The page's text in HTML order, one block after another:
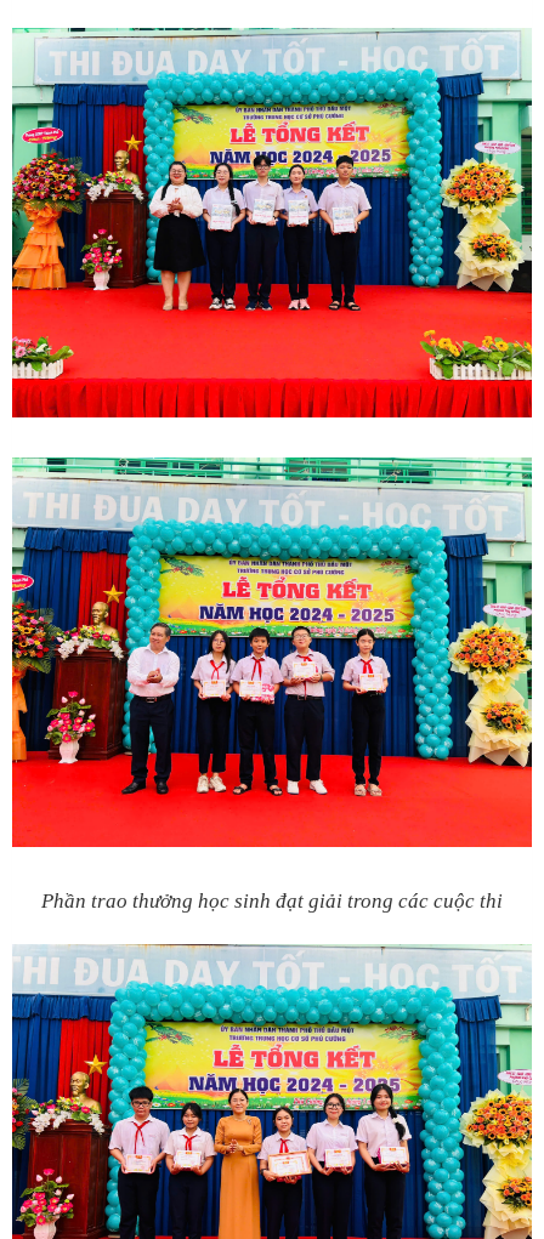
Phần trao thưởng học sinh đạt giải trong các cuộc thi